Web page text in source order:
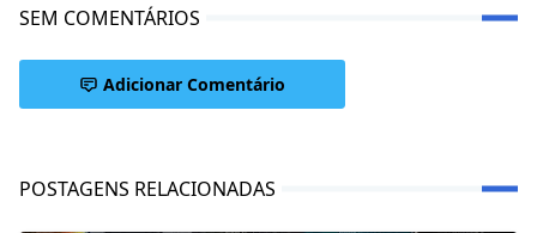
SEM COMENTÁRIOS
Adicionar Comentário
POSTAGENS RELACIONADAS